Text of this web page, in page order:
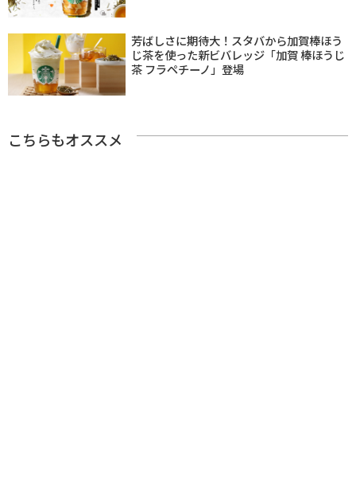
芳ばしさに期待大！スタバから加賀棒ほう
じ茶を使った新ビバレッジ「加賀 棒ほうじ
茶 フラペチーノ」登場
こちらもオススメ